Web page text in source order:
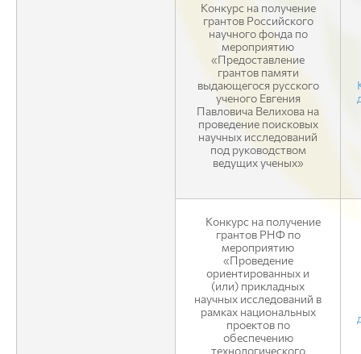
Конкурс на получение
грантов Российского
научного фонда по
мероприятию
«Предоставление
грантов памяти
выдающегося русского
ученого Евгения
Павловича Велихова на
проведение поисковых
научных исследований
под руководством
ведущих ученых»
Конкурс на получение
грантов РНФ по
мероприятию
«Проведение
ориентированных и
(или) прикладных
научных исследований в
рамках национальных
проектов по
обеспечению
технологического